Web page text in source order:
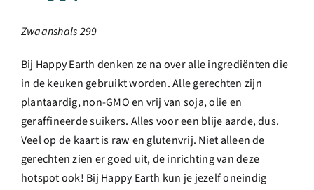
Zwaanshals 299
Bij Happy Earth denken ze na over alle ingrediënten die
in de keuken gebruikt worden. Alle gerechten zijn
plantaardig, non-GMO en vrij van soja, olie en
geraffineerde suikers. Alles voor een blije aarde, dus.
Veel op de kaart is raw en glutenvrij. Niet alleen de
gerechten zien er goed uit, de inrichting van deze
hotspot ook! Bij Happy Earth kun je jezelf oneindig